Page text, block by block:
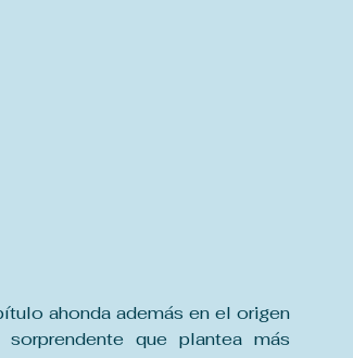
ahonda además en el origen
que plantea más